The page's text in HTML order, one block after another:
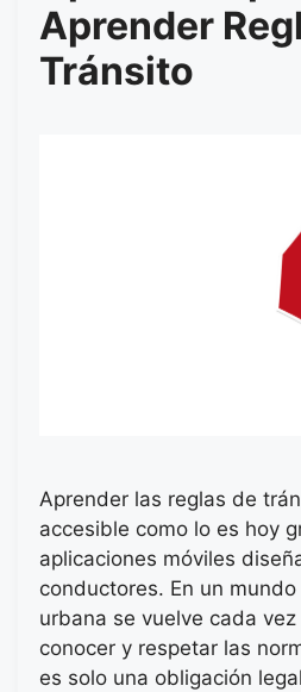
Aprender
Tránsito
Aprender las reglas de
accesible como lo es hoy
aplicaciones móviles
conductores. En un
urbana se vuelve cada
conocer y respetar las
es solo una obligación